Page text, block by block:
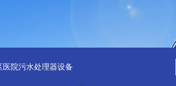
医院污水处理器设备